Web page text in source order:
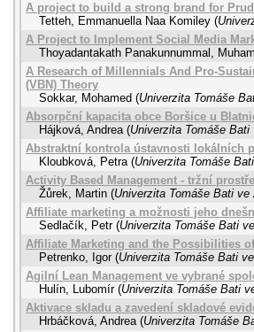
A project to build a strong brand for
Tetteh, Emmanuella Naa Komiley (
A Project to Implement Social Media
Thoyadantakath Panakunnummal,
A Research of Millennials And Pro-
(VBN) Theory
Sokkar, Mohamed (Univerzita Tomáše
Absorpční kapacita obce Boršice u
Hájková, Andrea (Univerzita Tomáše Bati
Abstraktní kontrola ústavnosti lokálních
Kloubková, Petra (Univerzita Tomáše
Activity Based Management - tržní
Žůrek, Martin (Univerzita Tomáše Bati ve
Affiliate marketing a možnosti jeho
Sedlačík, Petr (Univerzita Tomáše Bati
Affiliate Marketing and the Possibilities
Petrenko, Igor (Univerzita Tomáše Bati
Agilní Lean Management ve vybrané
Hulín, Lubomír (Univerzita Tomáše Bati
Aktivace skladu a zavedení skladové
Hrbáčková, Andrea (Univerzita Tomáše